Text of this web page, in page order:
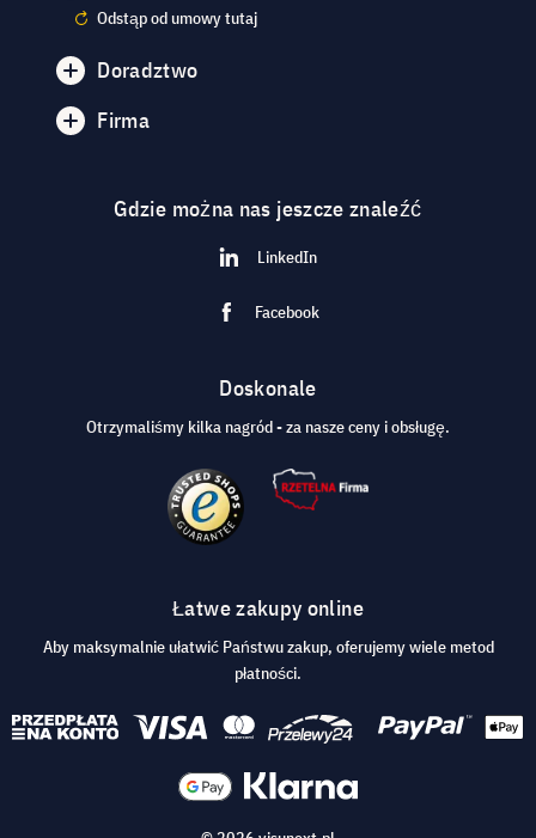
Odstąp od umowy tutaj
Doradztwo
Firma
Gdzie można nas jeszcze znaleźć
LinkedIn
Facebook
Doskonale
Otrzymaliśmy kilka nagród - za nasze ceny i obsługę.
Łatwe zakupy online
Aby maksymalnie ułatwić Państwu zakup, oferujemy wiele metod
płatności.